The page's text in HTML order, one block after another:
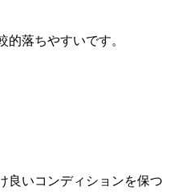
落ちやすいです。
良いコンディションを保つ